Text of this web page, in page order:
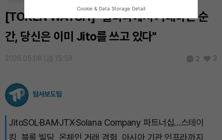
[TOKEN WATCH] "솔라나에서 거래하는 순
간, 당신은 이미 Jito를 쓰고 있다"
2026.05.08 (금) 15:59 2 3
탐사보도팀
JitoSOL·BAM·JTX·Solana Company 파트너십…스테이
킹, 블록 빌딩, 온체인 거래 경험, 아시아 기관 인프라까지
Cookie & Data Storage Detail